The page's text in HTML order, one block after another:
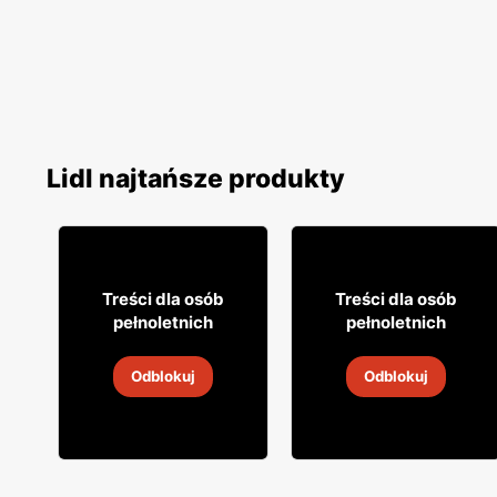
Lidl najtańsze produkty
599
30 sie 2026
Treści dla osób
pełnoletnich
Odblokuj
999
30 sie 2026
Treści dla osób
pełnoletnich
Odblokuj